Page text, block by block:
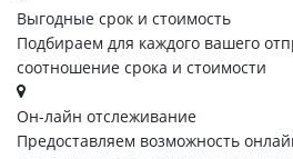
Выгодные срок и стоимость
Подбираем для каждого вашего
соотношение срока и стоимости
Он-лайн отслеживание
Предоставляем возможность